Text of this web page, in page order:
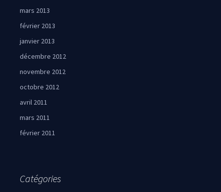
mars 2013
février 2013
janvier 2013
décembre 2012
novembre 2012
octobre 2012
avril 2011
mars 2011
février 2011
Catégories